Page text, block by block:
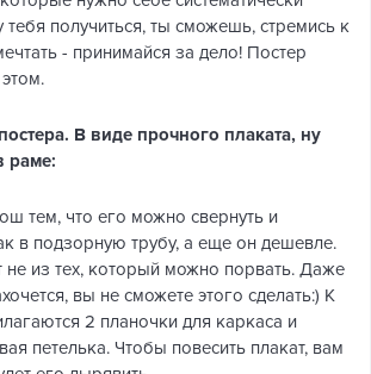
тебя получиться, ты сможешь, стремись к
- принимайся за дело! Постер
В виде прочного плаката, ну
раме:
тем, что его можно свернуть и
в подзорную трубу, а еще он дешевле.
не из тех, который можно порвать. Даже
вы не сможете этого сделать:) К
2 планочки для каркаса и
петелька. Чтобы повесить плакат, вам